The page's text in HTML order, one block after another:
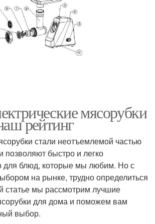
мясорубки
рейтинг
стали неотъемлемой частью
быстро и легко
для блюд, которые мы любим. Но с
на рынке, трудно определиться
статье мы рассмотрим лучшие
для дома и поможем вам
выбор.